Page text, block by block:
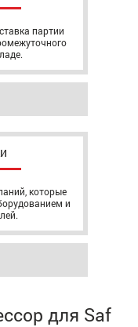
партии
которые
и
для Saf